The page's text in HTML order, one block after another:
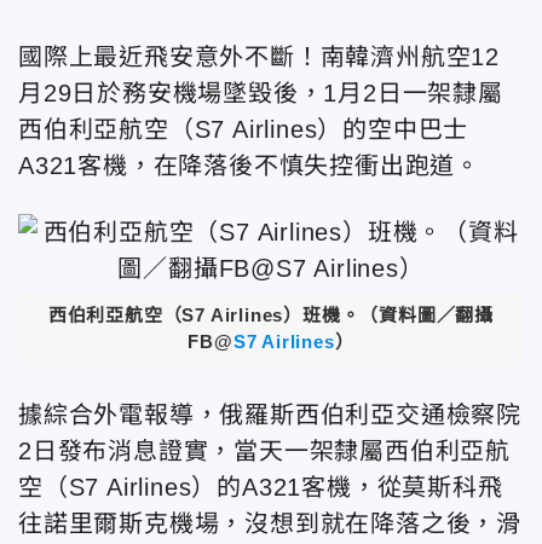
國際上最近飛安意外不斷！南韓濟州航空12
月29日於務安機場墜毀後，1月2日一架隸屬
西伯利亞航空（S7 Airlines）的空中巴士
A321客機，在降落後不慎失控衝出跑道。
西伯利亞航空（S7 Airlines）班機。（資料圖／翻攝
FB@S7 Airlines）
據綜合外電報導，俄羅斯西伯利亞交通檢察院
2日發布消息證實，當天一架隸屬西伯利亞航
空（S7 Airlines）的A321客機，從莫斯科飛
往諾里爾斯克機場，沒想到就在降落之後，滑